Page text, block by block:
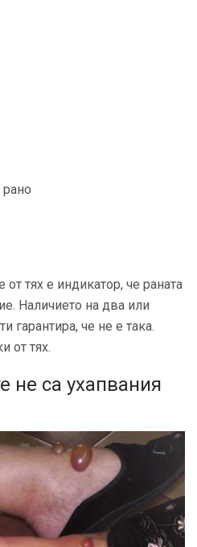
тях е индикатор, че раната
Наличието на два или
гарантира, че не е така.
от тях.
не са ухапвания